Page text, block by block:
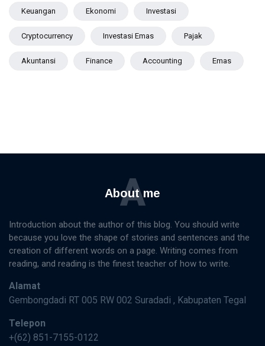
Keuangan Ekonomi Investasi
Cryptocurrency Investasi Emas Pajak
Akuntansi Finance Accounting Emas
About me
A
Introduction about the author of this blog. You should write
because you love the shape of stories and sentences and the
creation of different words on a page. Writing comes from
reading, and reading is the finest teacher of how to write.
Alamat
Gembongdadi RT 005 RW 002 Suradadi , Kabupaten Tegal
Telepon
+(62) 851-7155-0122